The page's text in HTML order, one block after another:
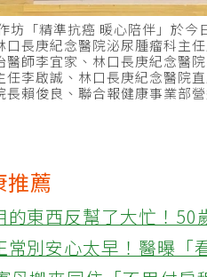
坊「精準抗癌 暖心陪伴」於
口長庚紀念醫院泌尿腫瘤科主
醫師李宜家、林口長庚紀念醫
任李啟誠、林口長庚紀念醫院
長賴俊良、聯合報健康事業部
薦
東西反幫了大忙！50
別安心太早！醫曝「